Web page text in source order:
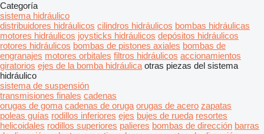
Categoría
sistema hidráulico
distribuidores hidráulicos cilindros hidráulicos bombas hidráulicas
motores hidráulicos joysticks hidráulicos depósitos hidráulicos
rotores hidráulicos bombas de pistones axiales bombas de
engranajes motores orbitales filtros hidráulicos accionamientos
giratorios ejes de la bomba hidráulica otras piezas del sistema
hidráulico
sistema de suspensión
transmisiones finales cadenas
orugas de goma cadenas de oruga orugas de acero zapatas
poleas guías rodillos inferiores ejes bujes de rueda resortes
helicoidales rodillos superiores palieres bombas de dirección barras